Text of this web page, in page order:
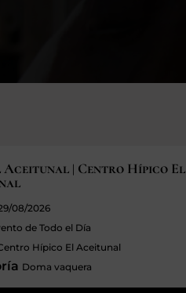
Aceitunal | Centro Hípico El
08/2026
de Todo el Día
Hípico El Aceitunal
Doma vaquera